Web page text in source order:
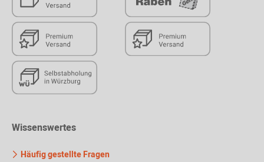
Wissenswertes
Häufig gestellte Fragen